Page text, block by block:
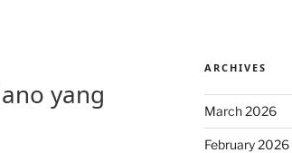
yang
ARCHIVES
March 2026
February 2026